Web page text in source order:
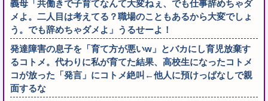
義母「共働きで子育てなんて大変ねぇ、でも仕事辞めちゃダ
メよ。二人目は考えてる？職場のこともあるから大変でしょ
う。でも辞めちゃダメよ」うるせーよ！
発達障害の息子を「育て方が悪いw」とバカにし育児放棄す
るコトメ。代わりに私が育てた結果、高校生になったコトメ
コが放った「発言」にコトメ絶叫←他人に預けっぱなしで親
面するな